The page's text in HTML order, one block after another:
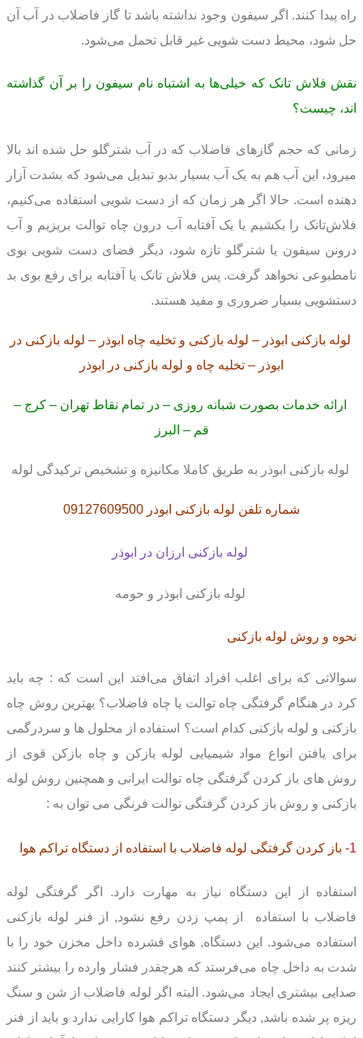
راه پيدا کنند. اگر سيفون وجود نداشته باشد تا گاز فاضلاب در آب آن
حل شود، محيط دست‌ شویی غير قابل تحمل می‌شود.
نقش فلاش‌ تانک که خیلی‌ها به اشتباه نام سيفون را بر آن گذاشته‌
اند، چيست؟
زمانی که حجم گازهای فاضلاب که در آب شترگلو حل شده اند بالا
میرود، این آب هم به يک آب بسیار بدبو تبديل می‌شود که بشدت آزار
دهنده است. حالا اگر هر زمان که از دست شویی استفاده می‌کنیم،
فلاش‌تانک را بکشیم یا یک آفتابه آب درون چاه توالت بریزیم و آب
درونن سيفون یا شترگلو تازه شود، ديگر فضای دست شویی بوی
نامطبوعی نخواهد گرفت. پس فلاش تانک یا آفتابه برای رفع بوی بد
دستشویی بسیار ضروری و مفید هستند.
لوله بازکنی ابوذر – لوله بازکنی و تخلیه چاه ابوذر – لوله بازکنی در
ابوذر – تخلیه چاه و لوله بازکنی در ابوذر
ارائه خدمات بصورت شبانه روزی – در تمام نقاط تهران – کرج –
قم – البرز
لوله بازکنی ابوذر به طریق کاملا مکانیزه و تشخیص ترکیدگی لوله
شماره تلفن لوله بازکنی ابوذر 09127609500
لوله بازکنی ارزان در ابوذر
لوله بازکنی ابوذر و حومه
نحوه و روش لوله بازکنی
سوالاتی که برای اغلب افراد اتفاق می‌افتد این است که : چه باید
کرد در هنگام گرفتگی چاه توالت یا چاه فاضلاب؟ بهترین روش چاه
بازکنی و لوله بازکنی کدام است؟ استفاده از محلول ها و سردرگمی
برای یافتن انواع مواد شیمیایی لوله بازکن و چاه بازکن قوی
از
روش های باز کردن گرفتگی چاه توالت ایرانی و همچنین روش لوله
بازکنی و روش باز کردن گرفتگی توالت فرنگی می توان به :
1- باز کردن گرفتگی لوله فاضلاب با استفاده از دستگاه تراکم هوا
استفاده از این دستگاه نیاز به مهارت دارد. اگر گرفتگی لوله
فاضلاب با استفاده از پمپ زدن رفع نشود, از فنر لوله بازکنی
استفاده می‌شود. این دستگاه, هوای فشرده داخل مخزن خود را با
شدت به داخل چاه می‌فرستد که هرچقدر فشار وارده را بیشتر کنند
صدایی بیشتری ایجاد می‌شود. البته اگر لوله فاضلاب از شن و سنگ
ریزه پر شده باشد, دیگر دستگاه تراکم هوا کارایی ندارد و باید از فنر